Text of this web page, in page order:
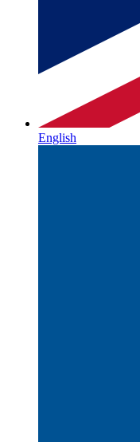
English